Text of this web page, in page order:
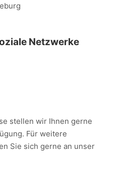
Netzwerke
stellen wir Ihnen gerne
Für weitere
Sie sich gerne an unser